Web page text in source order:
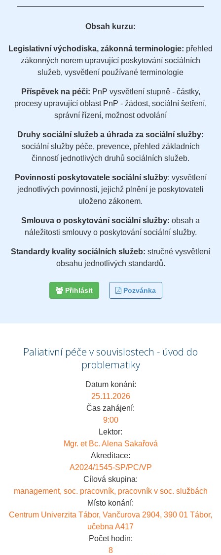
Obsah kurzu:
Legislativní východiska, zákonná terminologie: přehled
zákonných norem upravující poskytování sociálních
služeb, vysvětlení používané terminologie
Příspěvek na péči: PnP vysvětlení stupně - částky,
procesy upravující oblast PnP - žádost, sociální šetření,
správní řízení, možnost odvolání
Druhy sociální služeb a úhrada za sociální služby:
sociální služby péče, prevence, přehled základních
činností jednotlivých druhů sociálních služeb.
Povinnosti poskytovatele sociální služby: vysvětlení
jednotlivých povinností, jejichž plnění je poskytovateli
uloženo zákonem.
Smlouva o poskytování sociální služby: obsah a
náležitosti smlouvy o poskytování sociální služby.
Standardy kvality sociálních služeb: stručné vysvětlení
obsahu jednotlivých standardů.
Přihlásit Pozvánka
Paliativní péče v souvislostech - úvod do
problematiky
Datum konání:
25.11.2026
Čas zahájení:
9:00
Lektor:
Mgr. et Bc. Alena Sakařová
Akreditace:
A2024/1545-SP/PC/VP
Cílová skupina:
management, soc. pracovník, pracovník v soc. službách
Místo konání:
Centrum Univerzita Tábor, Vančurova 2904, 390 01 Tábor,
učebna A417
Počet hodin:
8